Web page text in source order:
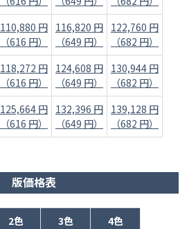
110,880 円
（616 円）
116,820 円
（649 円）
122,760 円
（682 円）
118,272 円
（616 円）
124,608 円
（649 円）
130,944 円
（682 円）
125,664 円
（616 円）
132,396 円
（649 円）
139,128 円
（682 円）
版価格表
2色 3色
4色